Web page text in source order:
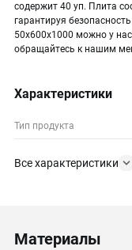
содержит 40 уп. Плита
гарантируя
50х600х1000 можно у
обращайтесь к нашим
Характеристики
Тип продукта
Все характеристики
Материалы